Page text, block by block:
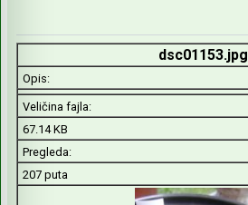
dsc01153.jpg
Opis:
Veličina fajla:
67.14 KB
Pregleda:
207 puta